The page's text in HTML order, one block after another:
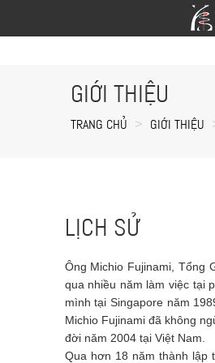
GIỚI THIỆU
TRANG CHỦ GIỚI THIỆU
LỊCH SỬ
Ông Michio Fujinami, Tổng
qua nhiều năm làm việc tại
mình tại Singapore năm
Michio Fujinami đã không
đời năm 2004 tại Việt Nam.
Qua hơn 18 năm thành lập